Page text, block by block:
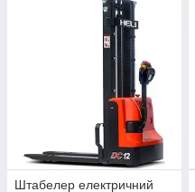
Штабелер електричний